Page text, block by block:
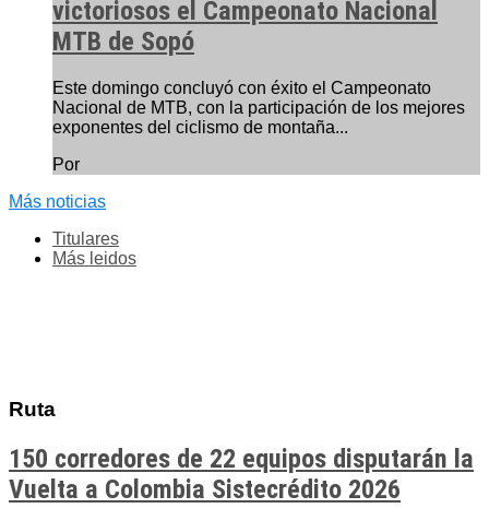
victoriosos el Campeonato Nacional
MTB de Sopó
Este domingo concluyó con éxito el Campeonato
Nacional de MTB, con la participación de los mejores
exponentes del ciclismo de montaña...
Por
Más noticias
Titulares
Más leidos
Ruta
150 corredores de 22 equipos disputarán la
Vuelta a Colombia Sistecrédito 2026